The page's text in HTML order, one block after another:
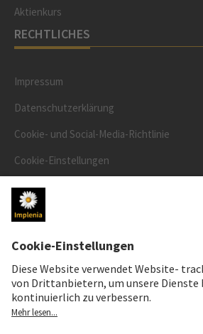
Aktienkurs
RECHTLICHES
Impressum
Datenschutzerklärung
Cookie- und Social-Media-Richtlinie
Cookie-Einstellungen
Speak Up Line
AKTIENKURS
SWX: Implenia AG
62,30 CHF
0,00 CHF (0,00%)